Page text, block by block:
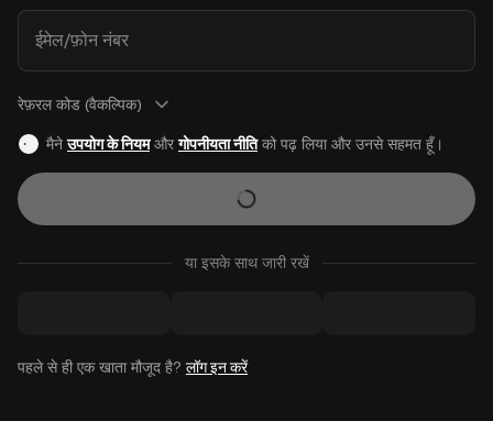
ईमेल/फ़ोन नंबर
रेफ़रल कोड (वैकल्पिक)
मैनेउपयोग के नियमऔरगोपनीयता नीतिको पढ़ लिया और उनसे सहमत हूँ।
या इसके साथ जारी रखें
पहले से ही एक खाता मौजूद है? लॉग इन करें